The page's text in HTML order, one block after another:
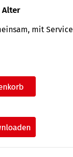
Alter
mit